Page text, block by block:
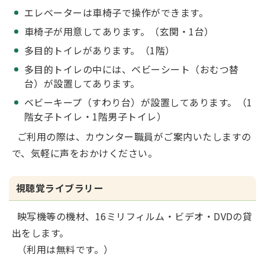
エレベーターは車椅子で操作ができます。
車椅子が用意してあります。（玄関・1台）
多目的トイレがあります。（1階）
多目的トイレの中には、ベビーシート（おむつ替
台）が設置してあります。
ベビーキープ（すわり台）が設置してあります。（1
階女子トイレ・1階男子トイレ）
ご利用の際は、カウンター職員がご案内いたしますの
で、気軽に声をおかけください。
視聴覚ライブラリー
映写機等の機材、16ミリフィルム・ビデオ・DVDの貸
出をします。
（利用は無料です。）